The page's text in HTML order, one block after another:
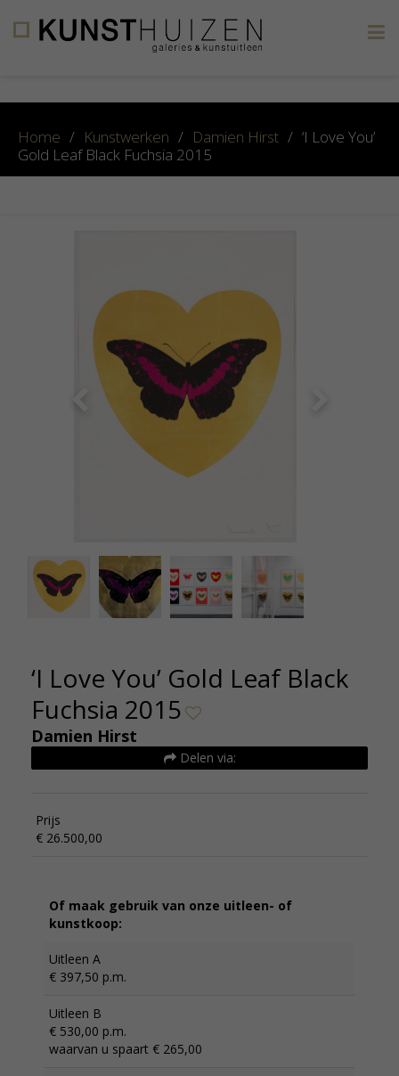
Home / Kunstwerken / Damien Hirst / ‘I Love You’
Gold Leaf Black Fuchsia 2015
2015 OC10331 De Kunsthuizen
‘I Love You’ Gold Leaf Black
Fuchsia 2015
Damien Hirst
Delen via:
Prijs
€ 26.500,00
Of maak gebruik van onze uitleen- of
kunstkoop:
Uitleen A
€ 397,50 p.m.
Uitleen B
€ 530,00 p.m.
waarvan u spaart € 265,00